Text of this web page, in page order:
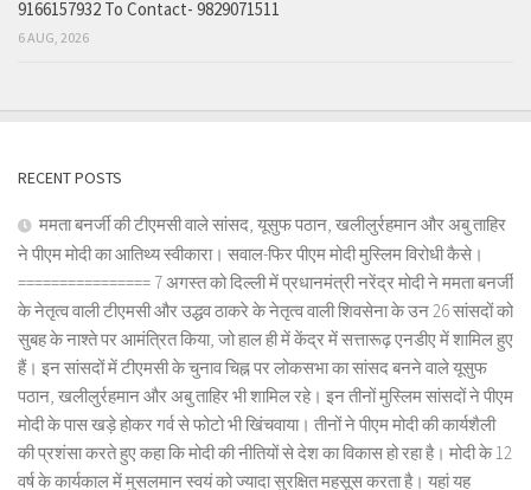
9166157932 To Contact- 9829071511
6 AUG, 2026
RECENT POSTS
ममता बनर्जी की टीएमसी वाले सांसद, यूसुफ पठान, खलीलुर्रहमान और अबु ताहिर
ने पीएम मोदी का आतिथ्य स्वीकारा। सवाल-फिर पीएम मोदी मुस्लिम विरोधी कैसे।
================ 7 अगस्त को दिल्ली में प्रधानमंत्री नरेंद्र मोदी ने ममता बनर्जी
के नेतृत्व वाली टीएमसी और उद्धव ठाकरे के नेतृत्व वाली शिवसेना के उन 26 सांसदों को
सुबह के नाश्ते पर आमंत्रित किया, जो हाल ही में केंद्र में सत्तारूढ़ एनडीए में शामिल हुए
हैं। इन सांसदों में टीएमसी के चुनाव चिह्न पर लोकसभा का सांसद बनने वाले यूसुफ
पठान, खलीलुर्रहमान और अबु ताहिर भी शामिल रहे। इन तीनों मुस्लिम सांसदों ने पीएम
मोदी के पास खड़े होकर गर्व से फोटो भी खिंचवाया। तीनों ने पीएम मोदी की कार्यशैली
की प्रशंसा करते हुए कहा कि मोदी की नीतियों से देश का विकास हो रहा है। मोदी के 12
वर्ष के कार्यकाल में मुसलमान स्वयं को ज्यादा सुरक्षित महसूस करता है। यहां यह